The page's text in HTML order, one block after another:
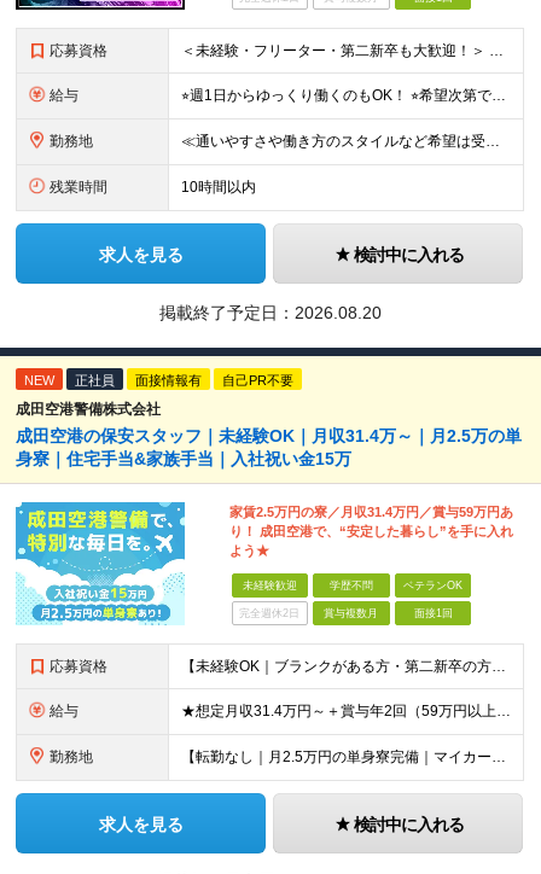
応募資格 ＜未経験・フリーター・第二新卒も大歓迎！＞ ※学歴不問 ★堅苦しい志望動機は必要なし！ ★コミュ力に自信がなくてもOK！ ★特別な資格や専門知識は必要ありません！ 【こんな想いをお持ちの方はぜひ
給与 ⭐︎週1日からゆっくり働くのもOK！ ⭐︎希望次第で収入UPも可能！ 当務（当直）／日給21,450円～24,700円 長夜勤／日給13,650円～15,275円 ※支給方法※ 15日締め、25日
勤務地 ≪通いやすさや働き方のスタイルなど希望は受け入れます！》 ★転居を伴う転勤なし ★直行直帰が基本 ★駅チカ・オープニング案件も多数 ・希望に応じて東京都内近郊、ほか神奈川・千葉・埼玉も含め、配属先を
残業時間 10時間以内
求人を見る 検討中に入れる
掲載終了予定日： 2026.08.20
NEW 正社員 面接情報有 自己PR不要
成田空港警備株式会社
成田空港の保安スタッフ｜未経験OK｜月収31.4万～｜月2.5万の単
身寮｜住宅手当&家族手当｜入社祝い金15万
家賃2.5万円の寮／月収31.4万円／賞与59万円あ
り！ 成田空港で、“安定した暮らし”を手に入れ
よう★
未経験歓迎 学歴不問 ベテランOK
完全週休2日 賞与複数月 面接1回
応募資格 【未経験OK｜ブランクがある方・第二新卒の方・正社員が初めての方も歓迎！】 ★応募資格を満たす方は面接確約！ ★20代・30代の若手スタッフも多数活躍中！ ◎58歳以下の方（長期のキャリア形成を図る
給与 ★想定月収31.4万円～＋賞与年2回（59万円以上） ★入社お祝い金15万円支給 ★水道+光熱費無料の家賃がリーズナブルな社員寮(単身寮)あり！ ★住宅手当&家族手当あり 月給24万5000円以上(
勤務地 【転勤なし｜月2.5万円の単身寮完備｜マイカー・バイク通勤OK】 成田空港または空港関連施設での勤務となります。 お住まいや希望を考慮し、千葉市美浜区・四街道市への配属となる場合もあります。 【本社
求人を見る 検討中に入れる